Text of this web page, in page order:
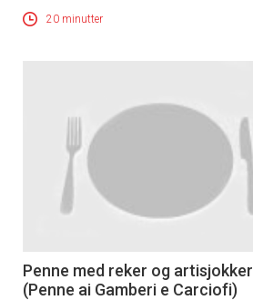
20 minutter
Penne med reker og artisjokker
(Penne ai Gamberi e Carciofi)